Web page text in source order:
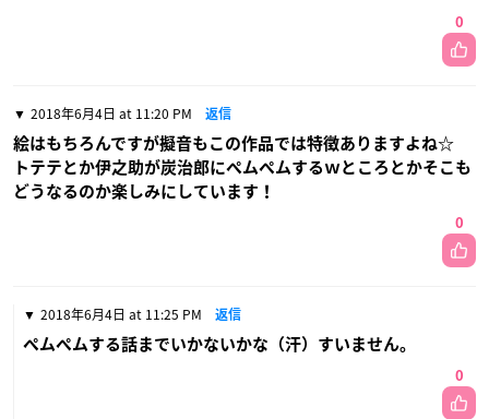
0
2018年6月4日 at 11:20 PM 返信
絵はもちろんですが擬音もこの作品では特徴ありますよね☆
トテテとか伊之助が炭治郎にペムペムするｗところとかそこも
どうなるのか楽しみにしています！
0
2018年6月4日 at 11:25 PM 返信
ペムペムする話までいかないかな（汗）すいません。
0